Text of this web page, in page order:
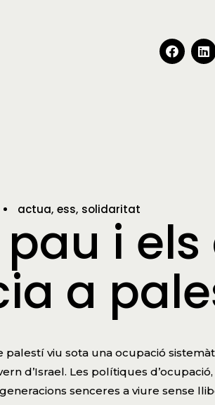
actua ess solidaritat
i
a
viu sota una ocupació
d’Israel. Les polítiques
senceres a viure sense